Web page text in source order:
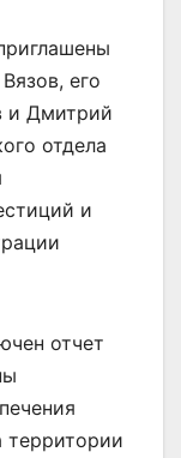
его
и Дмитрий
отдела
и
отчет
территории